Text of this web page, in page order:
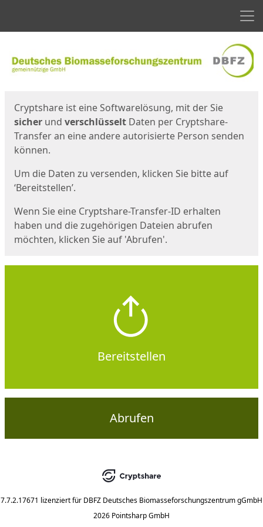
Cryptshare ist eine Softwarelösung, mit der Sie
sicher und verschlüsselt Daten per Cryptshare-
Transfer an eine andere autorisierte Person senden
können.
Um die Daten zu versenden, klicken Sie bitte auf
‘Bereitstellen’.
Wenn Sie eine Cryptshare-Transfer-ID erhalten
haben und die zugehörigen Dateien abrufen
möchten, klicken Sie auf 'Abrufen'.
Bereitstellen
Abrufen
7.7.2.17671 lizenziert für DBFZ Deutsches Biomasseforschungszentrum gGmbH
2026 Pointsharp GmbH